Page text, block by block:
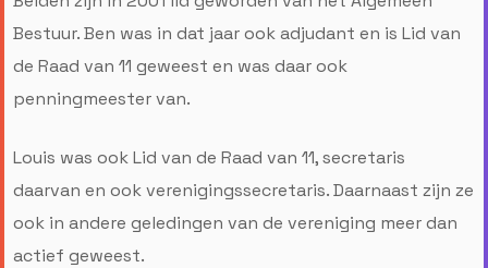
Bestuur. Ben was in dat jaar ook adjudant en is Lid van
de Raad van 11 geweest en was daar ook
penningmeester van.
Louis was ook Lid van de Raad van 11, secretaris
daarvan en ook verenigingssecretaris. Daarnaast zijn ze
ook in andere geledingen van de vereniging meer dan
actief geweest.